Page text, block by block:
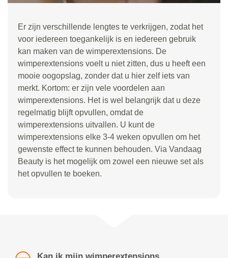
Er zijn verschillende lengtes te verkrijgen, zodat het
voor iedereen toegankelijk is en iedereen gebruik
kan maken van de wimperextensions. De
wimperextensions voelt u niet zitten, dus u heeft een
mooie oogopslag, zonder dat u hier zelf iets van
merkt. Kortom: er zijn vele voordelen aan
wimperextensions. Het is wel belangrijk dat u deze
regelmatig blijft opvullen, omdat de
wimperextensions uitvallen. U kunt de
wimperextensions elke 3-4 weken opvullen om het
gewenste effect te kunnen behouden. Via Vandaag
Beauty is het mogelijk om zowel een nieuwe set als
het opvullen te boeken.